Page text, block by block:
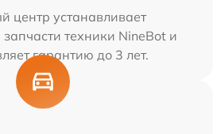
центр устанавливает
техники NineBot и
гарантию до 3 лет.